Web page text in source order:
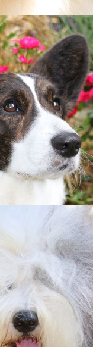
Sonderregelungen für
Pandemie
während der
während der
absehbar ist und
Opfer fallen
befristeten
für den Dt.
(Club) sowie den